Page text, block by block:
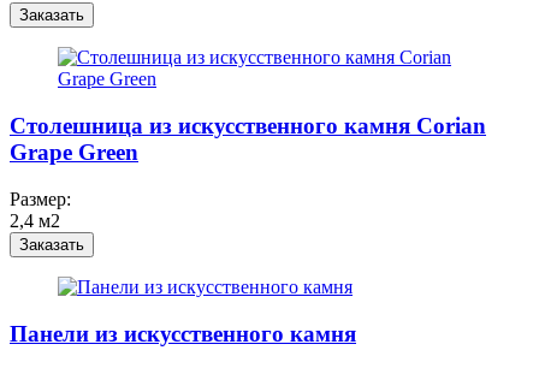
Заказать
Столешница из искусственного камня Corian
Grape Green
Размер:
2,4 м2
Заказать
Панели из искусственного камня